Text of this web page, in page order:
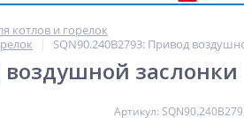
котлов и горелок
SQN90.240B2793: Привод
воздушной заслонки
Артикул: